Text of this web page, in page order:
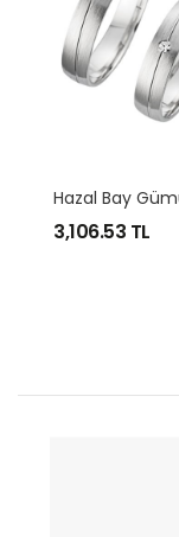
3,106.53 TL